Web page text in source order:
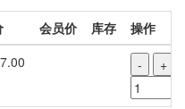
会员价 库存
操作
- +